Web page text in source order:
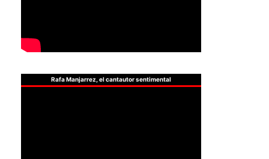
Rafa Manjarrez, el cantautor sentimental